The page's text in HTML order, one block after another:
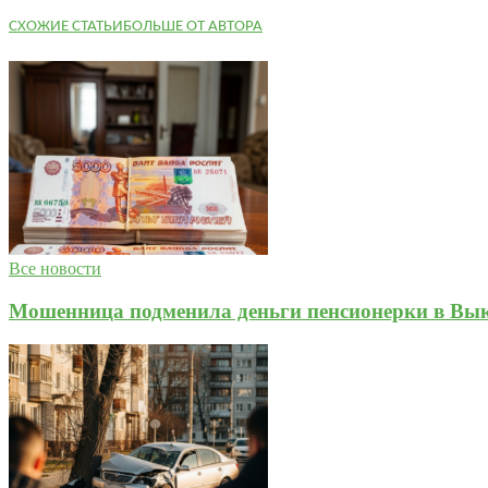
СХОЖИЕ СТАТЬИБОЛЬШЕ ОТ АВТОРА
Все новости
Мошенница подменила деньги пенсионерки в